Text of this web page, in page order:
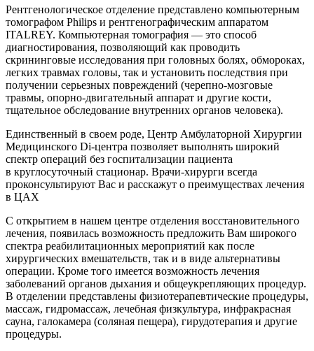
Рентгенологическое отделение представлено компьютерным
томографом Philips и рентгенографическим аппаратом
ITALREY. Компьютерная томография — это способ
диагностирования, позволяющий как проводить
скрининговые исследования при головных болях, обмороках,
легких травмах головы, так и установить последствия при
получении серьезных повреждений (черепно-мозговые
травмы, опорно-двигательный аппарат и другие кости,
тщательное обследование внутренних органов человека).
Единственный в своем роде, Центр Амбулаторной Хирургии
Медицинского Di-центра позволяет выполнять широкий
спектр операций без госпитализации пациента
в круглосуточный стационар. Врачи-хирурги всегда
проконсультируют Вас и расскажут о преимуществах лечения
в ЦАХ
С открытием в нашем центре отделения восстановительного
лечения, появилась возможность предложить Вам широкого
спектра реабилитационных мероприятий как после
хирургических вмешательств, так и в виде альтернативы
операции. Кроме того имеется возможность лечения
заболеваний органов дыхания и общеукрепляющих процедур.
В отделении представлены физиотерапевтические процедуры,
массаж, гидромассаж, лечебная физкультура, инфракрасная
сауна, галокамера (соляная пещера), гирудотерапия и другие
процедуры.